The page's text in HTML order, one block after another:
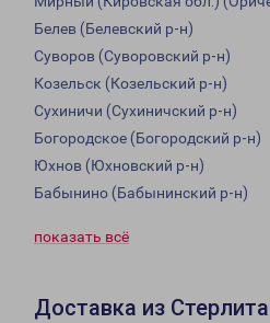
Белев (Белевский р-н)
Суворов (Суворовский р-н)
Козельск (Козельский р-н)
Сухиничи (Сухиничский р-н)
Богородское (Богородский р-н)
Юхнов (Юхновский р-н)
Бабынино (Бабынинский р-н)
показать всё
Доставка из